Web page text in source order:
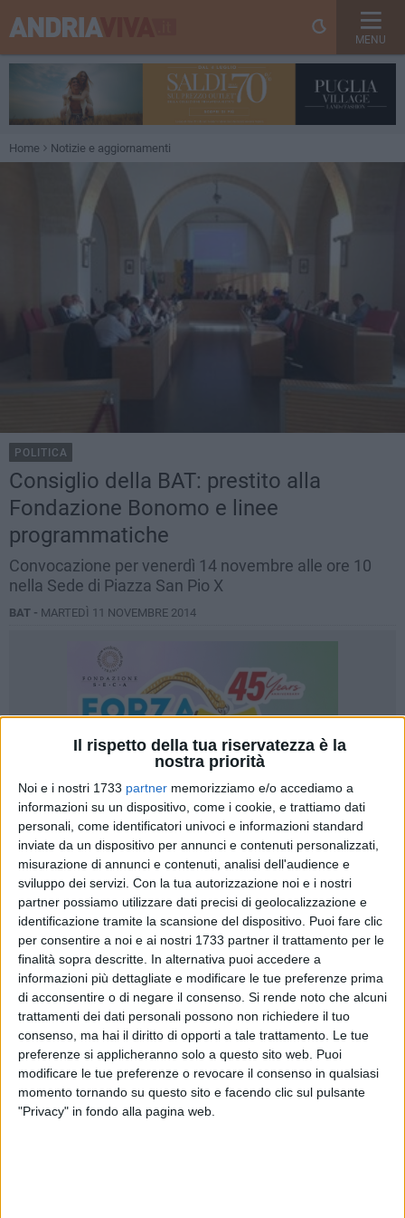
Il rispetto della tua riservatezza è la
nostra priorità
Noi e i nostri 1733 partner memorizziamo e/o accediamo a
informazioni su un dispositivo, come i cookie, e trattiamo dati
personali, come identificatori univoci e informazioni standard
inviate da un dispositivo per annunci e contenuti personalizzati,
misurazione di annunci e contenuti, analisi dell'audience e
sviluppo dei servizi. Con la tua autorizzazione noi e i nostri
partner possiamo utilizzare dati precisi di geolocalizzazione e
identificazione tramite la scansione del dispositivo. Puoi fare clic
per consentire a noi e ai nostri 1733 partner il trattamento per le
finalità sopra descritte. In alternativa puoi accedere a
informazioni più dettagliate e modificare le tue preferenze prima
di acconsentire o di negare il consenso. Si rende noto che alcuni
trattamenti dei dati personali possono non richiedere il tuo
consenso, ma hai il diritto di opporti a tale trattamento. Le tue
preferenze si applicheranno solo a questo sito web. Puoi
modificare le tue preferenze o revocare il consenso in qualsiasi
momento tornando su questo sito e facendo clic sul pulsante
"Privacy" in fondo alla pagina web.
MENU
Home Notizie e aggiornamenti
POLITICA
Consiglio della BAT: prestito alla
Fondazione Bonomo e linee
programmatiche
Convocazione per venerdì 14 novembre alle ore 10
nella Sede di Piazza San Pio X
BAT - MARTEDÌ 11 NOVEMBRE 2014
E' convocato per venerdì 14 novembre, alle ore 10.00, presso
la sede della Provincia in Piazza San Pio X ad Andria, il
Consiglio provinciale di Barletta - Andria - Trani. Di seguito i
punti all'ordine del giorno della seduta:
Comunicazioni del Presidente della Provincia Francesco
Spina in merito alle deleghe ai Consiglieri provinciali.